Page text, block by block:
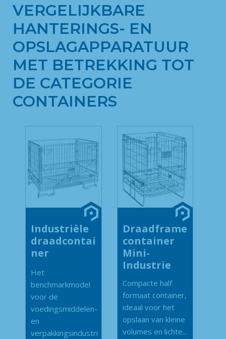
VERGELIJKBARE
HANTERINGS- EN
OPSLAGAPPARATUUR
MET BETREKKING TOT
DE CATEGORIE
CONTAINERS
Industriële
draadcontai
ner
Het
benchmarkmodel
voor de
voedingsmiddelen-
en
verpakkingsindustri
Draadframe
container
Mini-
Industrie
Compacte half
formaat container,
ideaal voor het
opslaan van kleine
volumes en lichte...